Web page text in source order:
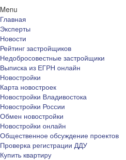
Menu
Главная
Эксперты
Новости
Рейтинг застройщиков
Недобросовестные застройщики
Выписка из ЕГРН онлайн
Новостройки
Карта новостроек
Новостройки Владивостока
Новостройки России
Обмен новостройки
Новостройки онлайн
Общественное обсуждение проектов
Проверка регистрации ДДУ
Купить квартиру